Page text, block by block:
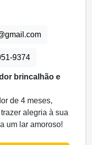
9374
brincalhão e
de 4 meses,
alegria à sua
um lar amoroso!